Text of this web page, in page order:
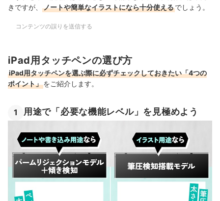
きですが、
ノートや簡単なイラストになら十分使えるでしょう。
コンテンツの誤りを送信する
iPad用タッチペンの選び方
iPad用タッチペンを選ぶ際に必ずチェックしておきたい「4つの
ポイント」をご紹介します。
1 用途で「必要な機能レベル」を見極めよう